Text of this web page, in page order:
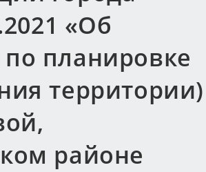
«Об
планировке
территории)
районе